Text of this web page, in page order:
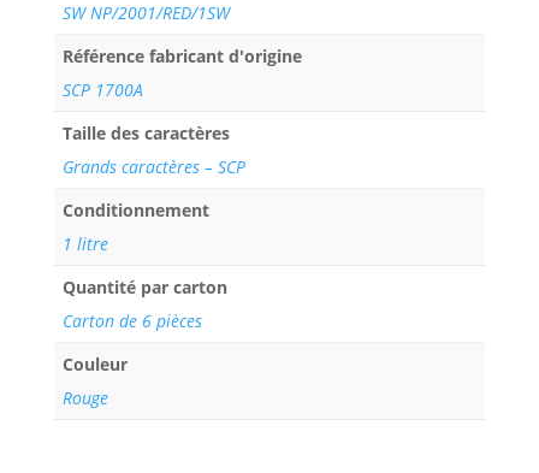
SW NP/2001/RED/1SW
Référence fabricant d'origine
SCP 1700A
Taille des caractères
Grands caractères – SCP
Conditionnement
1 litre
Quantité par carton
Carton de 6 pièces
Couleur
Rouge